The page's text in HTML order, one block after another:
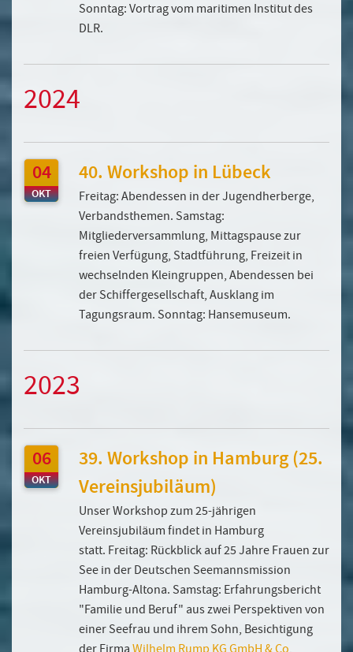
Sonntag: Vortrag vom maritimen Institut des
DLR.
2024
04
OKT
40. Workshop in Lübeck
Freitag: Abendessen in der Jugendherberge,
Verbandsthemen. Samstag:
Mitgliederversammlung, Mittagspause zur
freien Verfügung, Stadtführung, Freizeit in
wechselnden Kleingruppen, Abendessen bei
der Schiffergesellschaft, Ausklang im
Tagungsraum. Sonntag: Hansemuseum.
2023
06
OKT
39. Workshop in Hamburg (25.
Vereinsjubiläum)
Unser Workshop zum 25-jährigen
Vereinsjubiläum findet in Hamburg
statt. Freitag: Rückblick auf 25 Jahre Frauen zur
See in der Deutschen Seemannsmission
Hamburg-Altona. Samstag: Erfahrungsbericht
"Familie und Beruf" aus zwei Perspektiven von
einer Seefrau und ihrem Sohn, Besichtigung
der Firma Wilhelm Rump KG GmbH & Co,